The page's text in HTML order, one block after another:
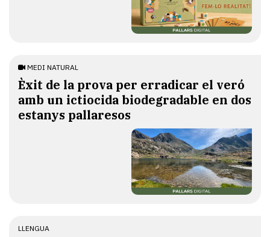
MEDI NATURAL
Èxit de la prova per erradicar el veró
amb un ictiocida biodegradable en dos
estanys pallaresos
LLENGUA